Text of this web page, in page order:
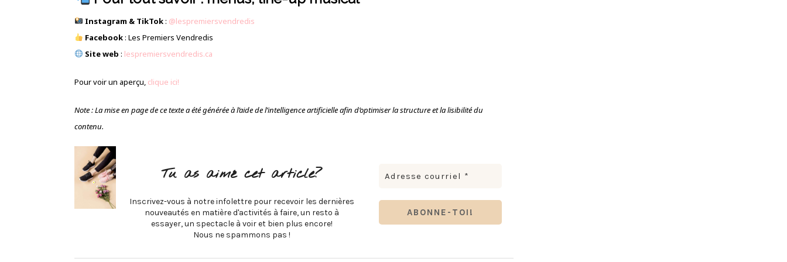
Instagram & TikTok: @lespremiersvendredis
Facebook: Les Premiers Vendredis
Site web : lespremiersvendredis.ca
Pour voir un aperçu, clique ici!
Note : La mise en page de ce texte a été générée à l’aide de l’intelligence artificielle afin d’optimiser la structure et la lisibilité du
contenu.
Tu as aimé cet article?
Inscrivez-vous à notre infolettre pour recevoir les dernières
nouveautés en matière d'activités à faire, un resto à
essayer, un spectacle à voir et bien plus encore!
Nous ne spammons pas !